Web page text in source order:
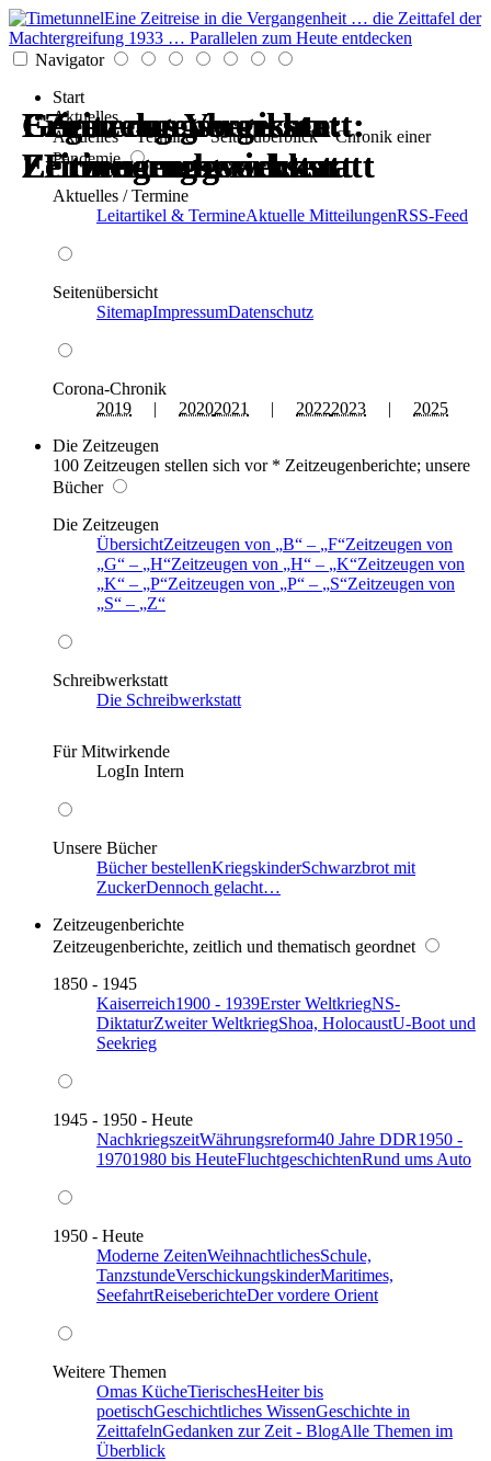
Eine Zeitreise in die Vergangenheit … die Zeittafel der
Machtergreifung 1933 … Parallelen zum Heute entdecken
Navigator
Start
Aktuelles
Aktuelles * Termine * Seitenüberblick * Chronik einer
Pandemie
Aktuelles / Termine
Leitartikel & TermineAktuelle MitteilungenRSS-Feed
Seitenübersicht
SitemapImpressumDatenschutz
Corona-Chronik
2019 | 20202021 | 20222023 | 2025
Die Zeitzeugen
100 Zeitzeugen stellen sich vor * Zeitzeugenberichte; unsere
Bücher
Die Zeitzeugen
ÜbersichtZeitzeugen von B – F Zeitzeugen von
G
– H Zeitzeugen von H – K Zeitzeugen von
K
– P Zeitzeugen von P – S Zeitzeugen von
S
– Z
Schreibwerkstatt
Die Schreibwerkstatt
Für Mitwirkende
LogIn Intern
Unsere Bücher
Bücher bestellenKriegskinderSchwarzbrot mit
ZuckerDennoch gelacht…
Zeitzeugenberichte
Zeitzeugenberichte, zeitlich und thematisch geordnet
1850 - 1945
Kaiserreich1900 - 1939Erster WeltkriegNS-
DiktaturZweiter WeltkriegShoa, HolocaustU-Boot und
Seekrieg
1945 - 1950 - Heute
NachkriegszeitWährungsreform40 Jahre DDR1950 -
19701980 bis HeuteFluchtgeschichtenRund ums Auto
1950 - Heute
Moderne ZeitenWeihnachtlichesSchule,
TanzstundeVerschickungskinderMaritimes,
SeefahrtReiseberichteDer vordere Orient
Weitere Themen
Omas KücheTierischesHeiter bis
poetischGeschichtliches WissenGeschichte in
ZeittafelnGedanken zur Zeit - BlogAlle Themen im
Überblick
Erinnerungswerkstatt:
Zeitzeugen berichten
Zeitzeugenberichte:
Erinnerungswerkstatt
Gegen das Vergessen:
Erinnerungswerkstatt
Erinnerungswerkstatt:
Zeitzeugen berichten
Zeitzeugenberichte:
Erinnerungswerkstatt
Gegen das Vergessen:
Erinnerungswerkstatt